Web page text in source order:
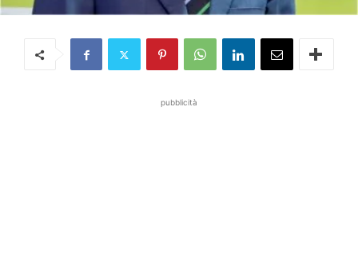
pubblicità